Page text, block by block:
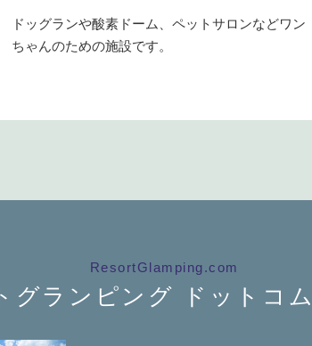
ドッグランや酸素ドーム、ペットサロンなどワン
ちゃんのための施設です。
ResortGlamping.com
グランピング ドットコ